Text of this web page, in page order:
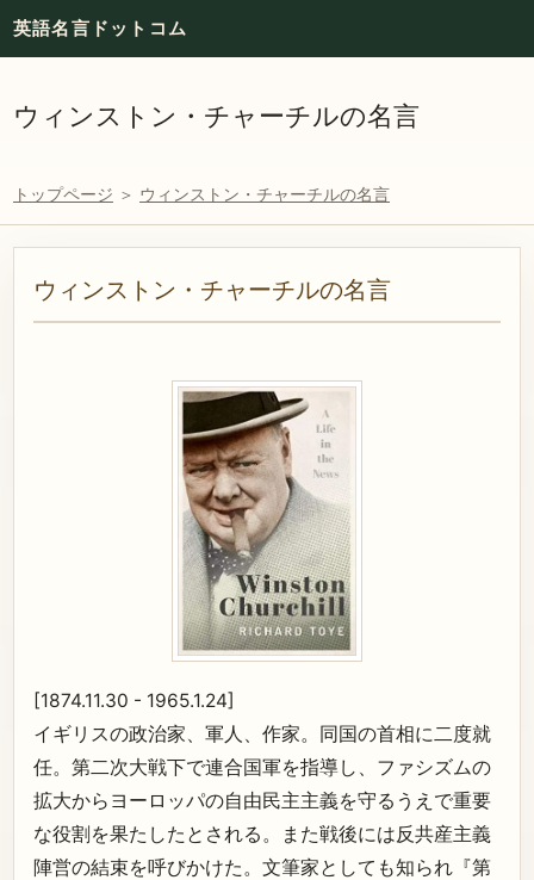
英語名言ドットコム
ウィンストン・チャーチルの名言
トップページ ＞ ウィンストン・チャーチルの名言
ウィンストン・チャーチルの名言
[1874.11.30 - 1965.1.24]
イギリスの政治家、軍人、作家。同国の首相に二度就
任。第二次大戦下で連合国軍を指導し、ファシズムの
拡大からヨーロッパの自由民主主義を守るうえで重要
な役割を果たしたとされる。また戦後には反共産主義
陣営の結束を呼びかけた。文筆家としても知られ『第